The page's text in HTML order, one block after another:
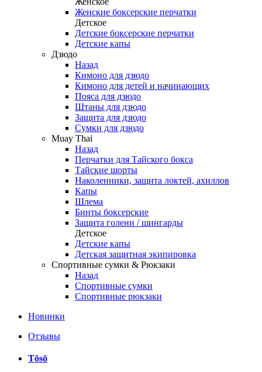
Женские боксерские перчатки
Детское
Детские боксерские перчатки
Детские капы
Дзюдо
Назад
Кимоно для дзюдо
Кимоно для детей и начинающих
Пояса для дзюдо
Штаны для дзюдо
Защита для дзюдо
Сумки для дзюдо
Muay Thai
Назад
Перчатки для Тайского бокса
Тайские шорты
Наколенники, защита локтей, ахиллов
Капы
Шлема
Бинты боксерские
Защита голени / шингарды
Детское
Детские капы
Детская защитная экипировка
Спортивные сумки & Рюкзаки
Назад
Спортивные сумки
Спортивные рюкзаки
Новинки
Отзывы
Tōsō